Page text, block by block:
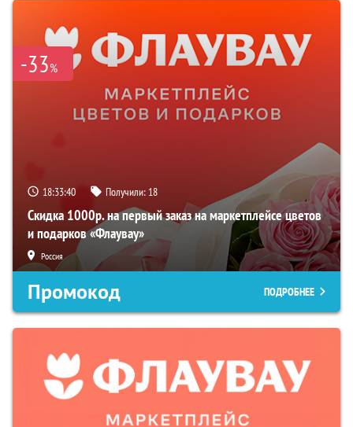
-33%
18:33:39 Получили: 18
Скидка 1000р. на первый заказ на маркетплейсе цветов
и подарков «Флаувау»
Россия
Промокод ПОДРОБНЕЕ